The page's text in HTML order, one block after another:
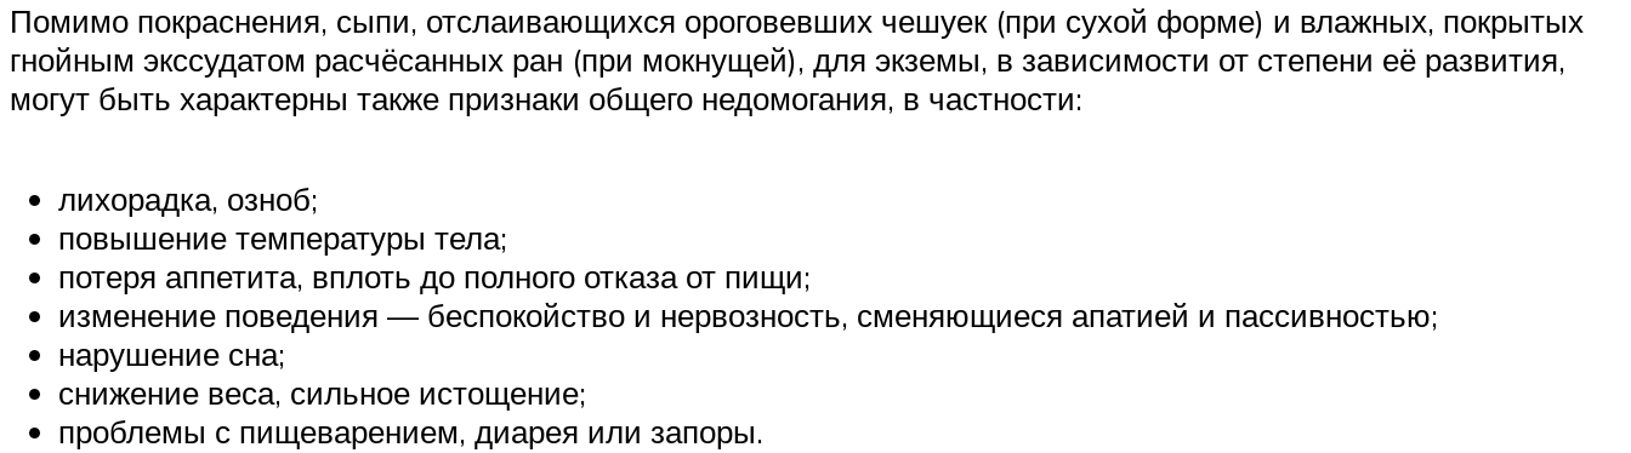
Помимо покраснения, сыпи, отслаивающихся ороговевших чешуек (при сухой форме) и влажных, покрытых
гнойным экссудатом расчёсанных ран (при мокнущей), для экземы, в зависимости от степени её развития,
могут быть характерны также признаки общего недомогания, в частности:
лихорадка, озноб;
повышение температуры тела;
потеря аппетита, вплоть до полного отказа от пищи;
изменение поведения — беспокойство и нервозность, сменяющиеся апатией и пассивностью;
нарушение сна;
снижение веса, сильное истощение;
проблемы с пищеварением, диарея или запоры.